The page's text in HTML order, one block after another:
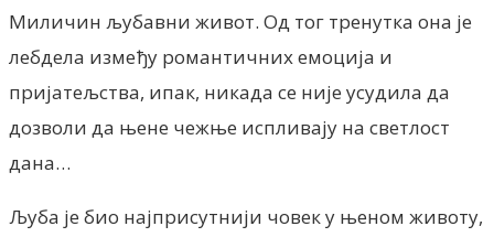
Миличин љубавни живот. Од тог тренутка она је
лебдела између романтичних емоција и
пријатељства, ипак, никада се није усудила да
дозволи да њене чежње испливају на светлост
дана…
Љуба је био најприсутнији човек у њеном животу,